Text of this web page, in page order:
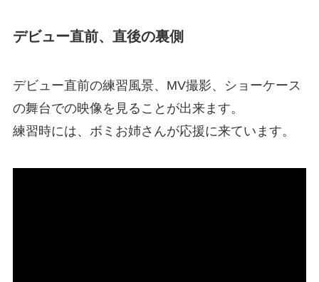
デビュー直前、直後の裏側
デビュー直前の練習風景、MV撮影、ショーケース
の舞台での映像を見ることが出来ます。
練習時には、ボミお姉さんが応援に来ています。